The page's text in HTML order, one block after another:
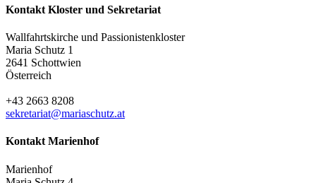
Kontakt Kloster und Sekretariat
Wallfahrtskirche und Passionistenkloster
Maria Schutz 1
2641 Schottwien
Österreich
+43 2663 8208
sekretariat@mariaschutz.at
Kontakt Marienhof
Marienhof